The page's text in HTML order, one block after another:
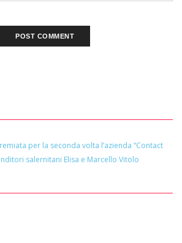
per la seconda volta l’azienda “Contact
salernitani Elisa e Marcello Vitolo